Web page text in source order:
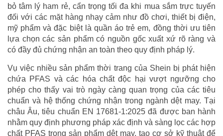
bỏ tâm lý ham rẻ, cẩn trọng tối đa khi mua sắm trực tuyến
đối với các mặt hàng nhạy cảm như đồ chơi, thiết bị điện,
mỹ phẩm và đặc biệt là quần áo trẻ em, đồng thời ưu tiên
lựa chọn các sản phẩm có nguồn gốc xuất xứ rõ ràng và
có đầy đủ chứng nhận an toàn theo quy định pháp lý.
Vụ việc nhiều sản phẩm thời trang của Shein bị phát hiện
chứa PFAS và các hóa chất độc hại vượt ngưỡng cho
phép cho thấy vai trò ngày càng quan trọng của các tiêu
chuẩn và hệ thống chứng nhận trong ngành dệt may. Tại
châu Âu, tiêu chuẩn EN 17681-1:2025 đã được ban hành
nhằm quy định phương pháp xác định và sàng lọc các hợp
chất PFAS trong sản phẩm dệt may, tạo cơ sở kỹ thuật để